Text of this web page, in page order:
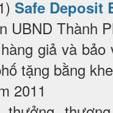
Safe Deposit
UBND Thành
giả và bảo
tặng bằng
2011